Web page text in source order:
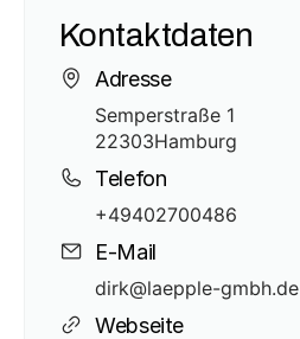
Kontaktdaten
Adresse
Semperstraße 1
22303Hamburg
Telefon
+49402700486
E-Mail
dirk@laepple-gmbh.de
Webseite